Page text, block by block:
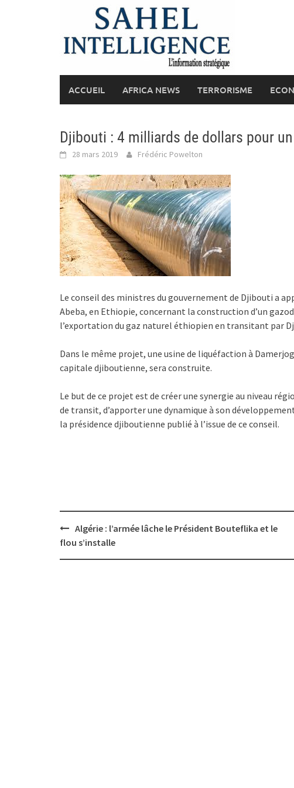
ACCUEIL AFRICA NEWS TERRORISME
Djibouti : 4 milliards de dollars pour
28 mars 2019 Frédéric Powelton
Le conseil des ministres du gouvernement de Djibouti a
Abeba, en Ethiopie, concernant la construction d’un
l’exportation du gaz naturel éthiopien en transitant par
Dans le même projet, une usine de liquéfaction à
capitale djiboutienne, sera construite.
Le but de ce projet est de créer une synergie au niveau
de transit, d’apporter une dynamique à son
la présidence djiboutienne publié à l’issue de ce conseil.
Post
navigation
Algérie : l’armée lâche le Président Bouteflika et le
flou s’installe